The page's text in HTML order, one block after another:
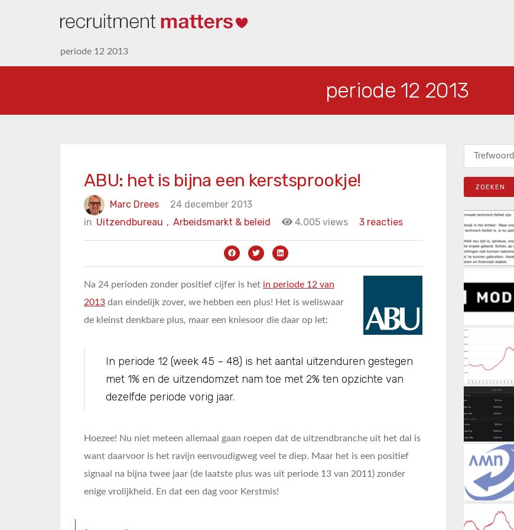
periode 12 2013
periode 12 2013
ABU: het is bijna een kerstsprookje!
Marc Drees
24 december 2013
in
Arbeidsmarkt & beleid
Uitzendbureau , 4.005 views 3 reacties
Na 24 perioden zonder positief cijfer is het in periode 12 van
2013 dan eindelijk zover, we hebben een plus! Het is weliswaar
de kleinst denkbare plus, maar een kniesoor die daar op let:
In periode 12 (week 45 – 48) is het aantal uitzenduren gestegen
met 1% en de uitzendomzet nam toe met 2% ten opzichte van
dezelfde periode vorig jaar.
Hoezee! Nu niet meteen allemaal gaan roepen dat de uitzendbranche uit het dal is
want daarvoor is het ravijn eenvoudigweg veel te diep. Maar het is een positief
signaal na bijna twee jaar (de laatste plus was uit periode 13 van 2011) zonder
enige vrolijkheid. En dat een dag voor Kerstmis!
Zoeken naar: